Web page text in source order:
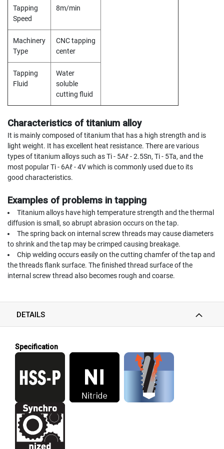
F
O
R
B
D
L
)
Y
A
M
W
S
P
I
R
L
F
L
D
T
P
S
O
R
A
I
N
L
Tapping
Speed
8m/min
Machinery
Type
CNC tapping
center
Tapping
Fluid
Water
soluble
cutting fluid
Characteristics of titanium alloy
It is mainly composed of titanium that has a high strength and is
light weight. It has excellent heat resistance. There are various
types of titanium alloys such as Ti - 5Aℓ - 2.5Sn, Ti - 5Ta, and the
most popular Ti - 6Aℓ - 4V which is commonly used due to its
good characteristics.
Examples of problems in tapping
Titanium alloys have high temperature strength and the thermal
diffusion is small, so abrupt abrasion occurs on the tap.
The spring back on internal screw threads may cause diameters
to shrink and the tap may be crimped causing breakage.
Chip welding occurs easily on the cutting chamfer of the tap and
the threads flank surface. The finished thread surface of the
internal screw thread also becomes rough and coarse.
DETAILS
Specification